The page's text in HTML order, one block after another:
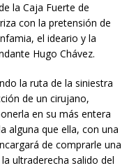
la Caja Fuerte de
con la pretensión de
el ideario y la
Hugo Chávez.
la ruta de la siniestra
de un cirujano,
en su más entera
alguna que ella, con una
de comprarle una
ultraderecha salido del